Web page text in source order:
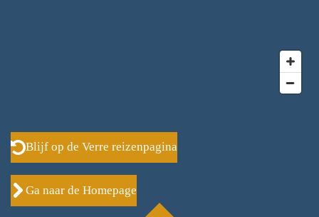
Blijf op de Verre reizenpagina
Ga naar de Homepage